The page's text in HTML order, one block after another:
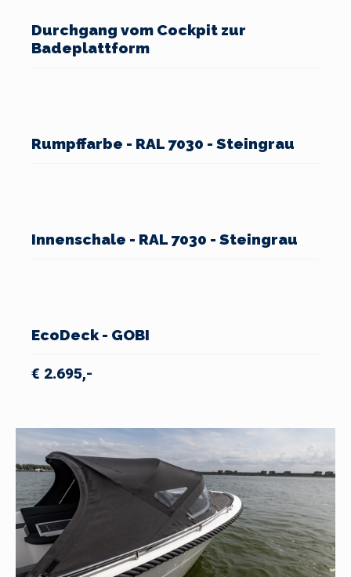
Durchgang vom Cockpit zur
Badeplattform
Rumpffarbe - RAL 7030 - Steingrau
Innenschale - RAL 7030 - Steingrau
EcoDeck - GOBI
€ 2.695,-